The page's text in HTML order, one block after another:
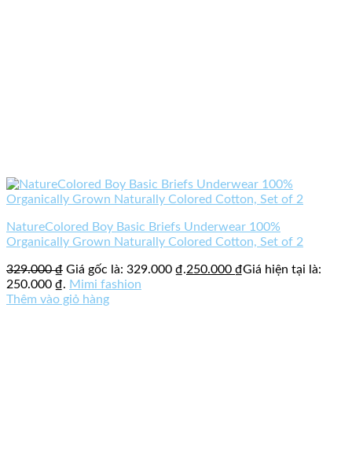
NatureColored Boy Basic Briefs Underwear 100%
Organically Grown Naturally Colored Cotton, Set of 2
329.000₫ Giá gốc là: 329.000 ₫.250.000 ₫Giá hiện tại là:
250.000 ₫. Mimi fashion
Thêm vào giỏ hàng